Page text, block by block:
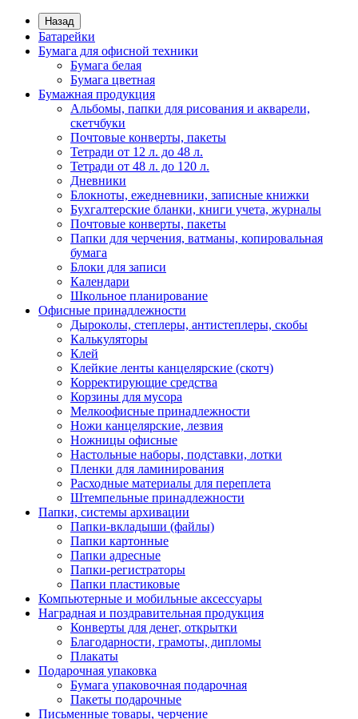
Назад
Батарейки
Бумага для офисной техники
Бумага белая
Бумага цветная
Бумажная продукция
Альбомы, папки для рисования и акварели,
скетчбуки
Почтовые конверты, пакеты
Тетради от 12 л. до 48 л.
Тетради от 48 л. до 120 л.
Дневники
Блокноты, ежедневники, записные книжки
Бухгалтерские бланки, книги учета, журналы
Почтовые конверты, пакеты
Папки для черчения, ватманы, копировальная
бумага
Блоки для записи
Календари
Школьное планирование
Офисные принадлежности
Дыроколы, степлеры, антистеплеры, скобы
Калькуляторы
Клей
Клейкие ленты канцелярские (скотч)
Корректирующие средства
Корзины для мусора
Мелкоофисные принадлежности
Ножи канцелярские, лезвия
Ножницы офисные
Настольные наборы, подставки, лотки
Пленки для ламинирования
Расходные материалы для переплета
Штемпельные принадлежности
Папки, системы архивации
Папки-вкладыши (файлы)
Папки картонные
Папки адресные
Папки-регистраторы
Папки пластиковые
Компьютерные и мобильные аксессуары
Наградная и поздравительная продукция
Конверты для денег, открытки
Благодарности, грамоты, дипломы
Плакаты
Подарочная упаковка
Бумага упаковочная подарочная
Пакеты подарочные
Письменные товары, черчение